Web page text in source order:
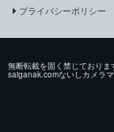
プライバシーポリシー
無断転載を固く禁じており
saiganak.comないしカメラ